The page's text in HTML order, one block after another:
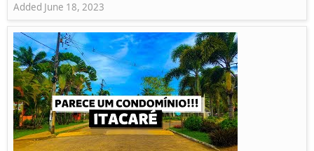
Added June 18, 2023